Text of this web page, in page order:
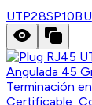
UTP28SP10BU